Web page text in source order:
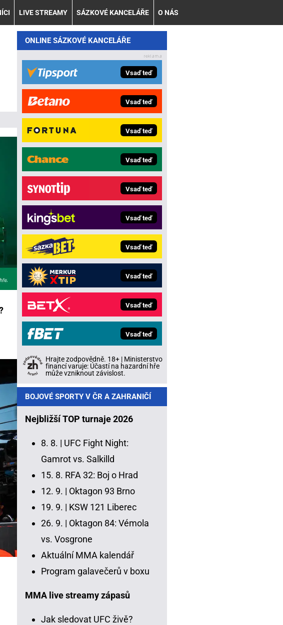
LIVE STREAMY SÁZKOVÉ KANCELÁŘE O NÁS
ONLINE SÁZKOVÉ KANCELÁŘE
Vsaď teď
Vsaď teď
Vsaď teď
Vsaď teď
Vsaď teď
Vsaď teď
Vsaď teď
Vsaď teď
Vsaď teď
Vsaď teď
Hrajte zodpovědně. 18+ | Ministerstvo
financí varuje: Účastí na hazardní hře
může vzniknout závislost.
BOJOVÉ SPORTY V ČR A ZAHRANIČÍ
Nejbližší TOP turnaje 2026
8. 8. | UFC Fight Night:
Gamrot vs. Salkilld
15. 8. RFA 32: Boj o Hrad
12. 9. | Oktagon 93 Brno
19. 9. | KSW 121 Liberec
26. 9. | Oktagon 84: Vémola
vs. Vosgrone
Aktuální MMA kalendář
Program galavečerů v boxu
MMA live streamy zápasů
Jak sledovat UFC živě?